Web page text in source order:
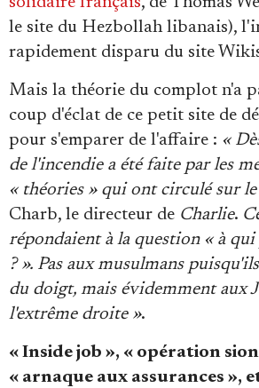
le site du Hezbollah libanais),
rapidement disparu du site
Mais la théorie du complot n'a
coup d'éclat de ce petit site de
pour s'emparer de l'affaire : «
de l'incendie a été faite par les
« théories » qui ont circulé sur
Charb, le directeur de Charlie.
répondaient à la question « à
? ». Pas aux musulmans
du doigt, mais évidemment aux
l'extrême droite ».
« Inside job », « opération
« arnaque aux assurances »,